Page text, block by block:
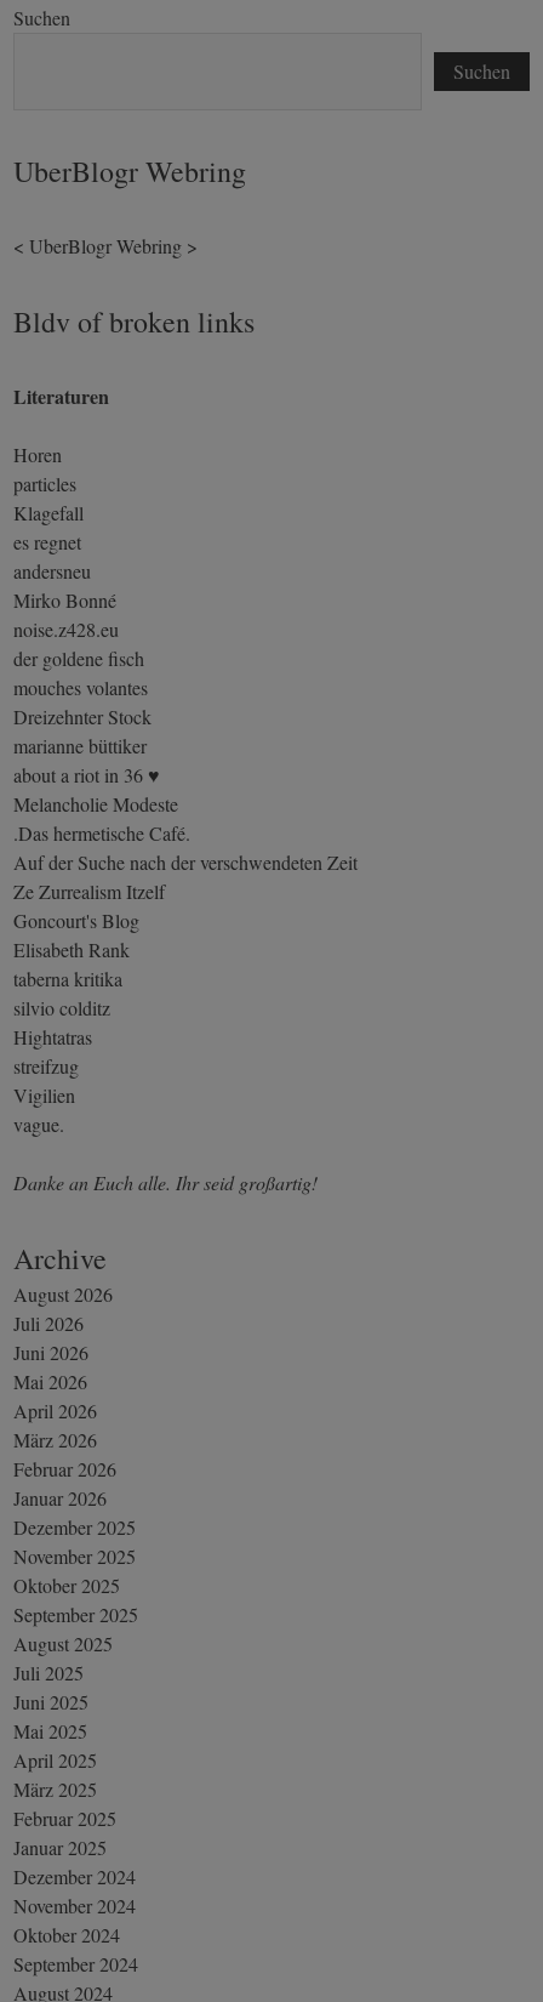
Suchen
Suchen
UberBlogr Webring
< UberBlogr Webring >
Bldv of broken links
Literaturen
Horen
particles
Klagefall
es regnet
andersneu
Mirko Bonné
noise.z428.eu
der goldene fisch
mouches volantes
Dreizehnter Stock
marianne büttiker
about a riot in 36 ♥
Melancholie Modeste
.Das hermetische Café.
Auf der Suche nach der verschwendeten Zeit
Ze Zurrealism Itzelf
Goncourt's Blog
Elisabeth Rank
taberna kritika
silvio colditz
Hightatras
streifzug
Vigilien
vague.
Danke an Euch alle. Ihr seid großartig!
Archive
August 2026
Juli 2026
Juni 2026
Mai 2026
April 2026
März 2026
Februar 2026
Januar 2026
Dezember 2025
November 2025
Oktober 2025
September 2025
August 2025
Juli 2025
Juni 2025
Mai 2025
April 2025
März 2025
Februar 2025
Januar 2025
Dezember 2024
November 2024
Oktober 2024
September 2024
August 2024